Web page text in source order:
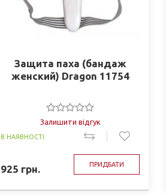
Защита паха (бандаж
женский) Dragon 11754
Залишити відгук
В НАЯВНОСТІ
925 грн. ПРИДБАТИ